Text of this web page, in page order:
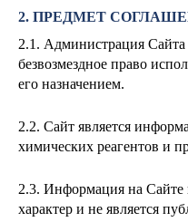
2. ПРЕДМЕТ
2.1. Администрация Сайта
безвозмездное право
его назначением.
2.2. Сайт является
химических реагентов и
2.3. Информация на
характер и не является